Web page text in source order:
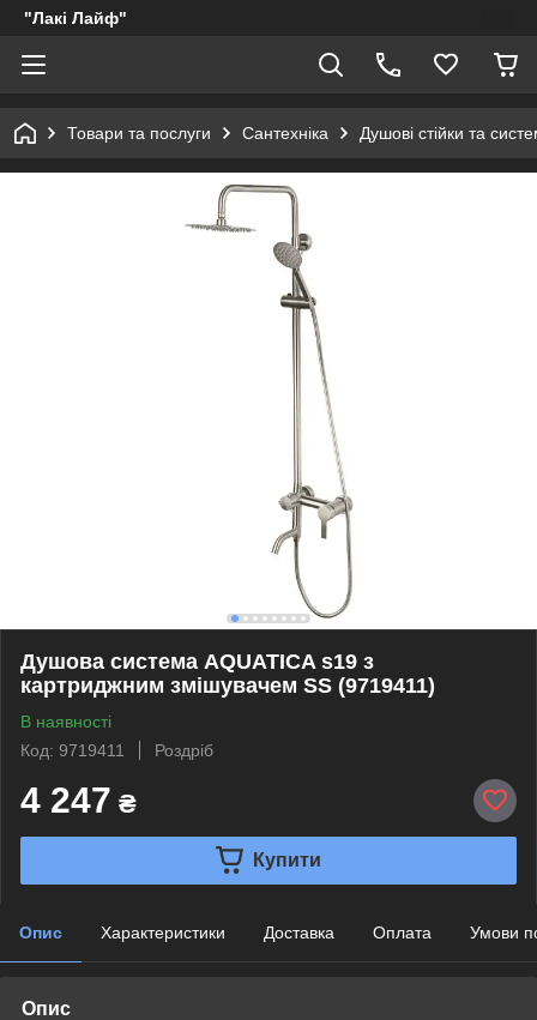
"Лакі Лайф"
Товари та послуги Сантехніка Душові стійки та
Душова система AQUATICA s19 з
картриджним змішувачем SS (9719411)
В наявності
Код: 9719411
Роздріб
4 247 ₴
Купити
Опис Характеристики Доставка Оплата Умови
Опис